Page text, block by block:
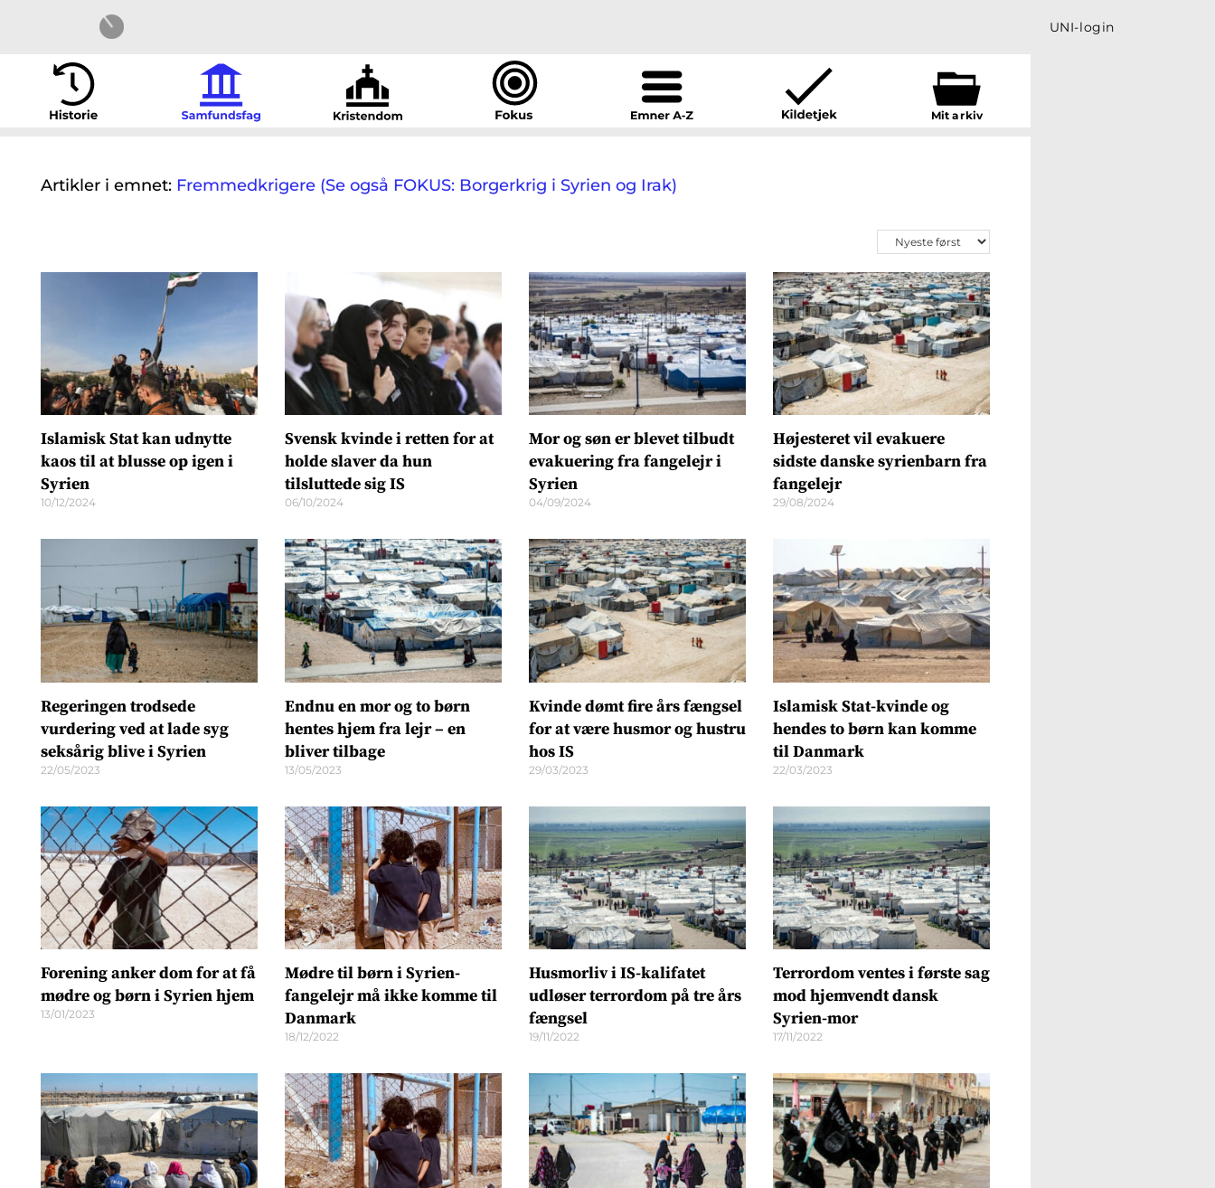
UNI-login
Mit arkiv
Artikler i emnet: Fremmedkrigere (Se også FOKUS: Borgerkrig i Syrien og Irak)
Islamisk Stat kan udnytte
kaos til at blusse op igen i
Syrien
10/12/2024
Svensk kvinde i retten for at
holde slaver da hun
tilsluttede sig IS
06/10/2024
Mor og søn er blevet tilbudt
evakuering fra fangelejr i
Syrien
04/09/2024
Højesteret vil evakuere
sidste danske syrienbarn fra
fangelejr
29/08/2024
Regeringen trodsede
vurdering ved at lade syg
seksårig blive i Syrien
22/05/2023
Endnu en mor og to børn
hentes hjem fra lejr – en
bliver tilbage
13/05/2023
Kvinde dømt fire års fængsel
for at være husmor og hustru
hos IS
29/03/2023
Islamisk Stat-kvinde og
hendes to børn kan komme
til Danmark
22/03/2023
Forening anker dom for at få
mødre og børn i Syrien hjem
13/01/2023
Mødre til børn i Syrien-
fangelejr må ikke komme til
Danmark
18/12/2022
Husmorliv i IS-kalifatet
udløser terrordom på tre års
fængsel
19/11/2022
Terrordom ventes i første sag
mod hjemvendt dansk
Syrien-mor
17/11/2022